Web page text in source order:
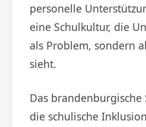
personelle
eine Schulkultur, die
als Problem, sondern
sieht.
Das brandenburgische
die schulische